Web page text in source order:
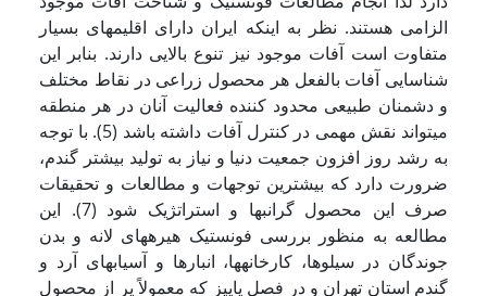
الزامی هستند. نظر به اینکه ایران دارای اقلیمهای بسیار
متفاوت است آفات موجود نیز تنوع بالایی دارند. بنابر این
شناسایی آفات بالفعل هر محصول زراعی در نقاط مختلف
و دشمنان طبیعی محدود کننده فعالیت آنان در هر منطقه
می­تواند نقش مهمی در کنترل آفات داشته باشد (5). با توجه
به رشد روز افزون جمعیت دنیا و نیاز به تولید بیشتر گندم،
ضرورت دارد که بیشترین توجهات و مطالعات و تحقیقات
صرف این محصول گرانبها و استراتژیک شود (7). این
مطالعه به منظور بررسی فونستیک هیره­های لانه و بدن
جوندگان در سیلوها، کارخانه­ها، انبارها و آسیابهای آرد و
گندم استان تهران و در فصل پاییز که معمولاً پر از محصول